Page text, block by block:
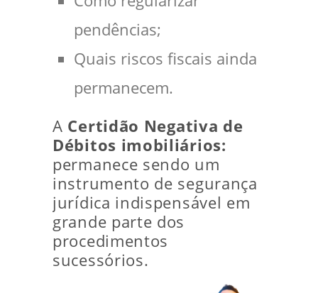
pendências;
Quais riscos fiscais ainda
permanecem.
A Certidão Negativa de
Débitos imobiliários:
permanece sendo um
instrumento de segurança
jurídica indispensável em
grande parte dos
procedimentos
sucessórios.